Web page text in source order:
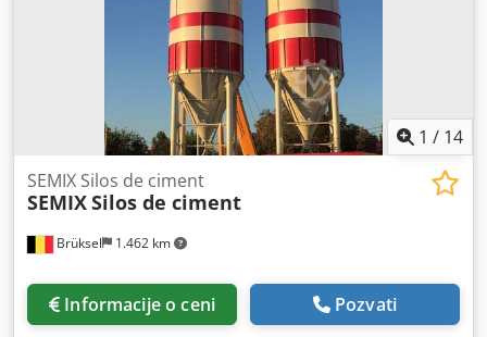
1 / 14
Brüksel 1.462 km
SEMIX Silos de ciment
SEMIXSilos de ciment
Informacije o ceni Pozvati